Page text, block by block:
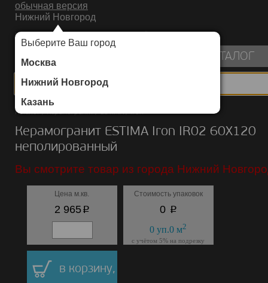
обычная версия
Нижний Новгород
Выберите Ваш город
Москва
Нижний Новгород
Казань
ИНТЕРНЕТ-МАГАЗИН НАПОЛЬНЫХ ПОКРЫТИЙ
КАТАЛОГ
Каталог/Керамогранит/ESTIMA/Iron
Керамогранит ESTIMA Iron IR02 60X120
неполированный
Вы смотрите товар из города Нижний
Цена м.кв.
2 965p
Стоимость упаковок
0 p
0 уп.0 м2
с учётом 5% на подрезку
в корзину,